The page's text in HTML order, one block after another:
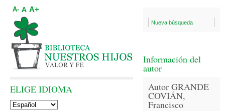
Nueva búsqueda
Información del
autor
Autor GRANDE
COVIÁN,
Francisco
A- A A+
ELIGE IDIOMA